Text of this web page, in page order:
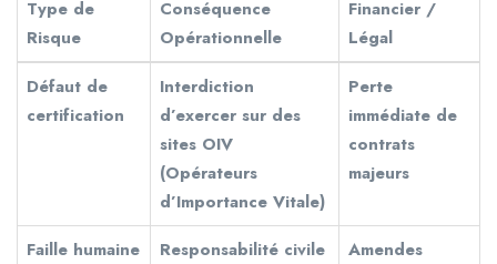
Type de
Risque
Conséquence
Opérationnelle
Financier /
Légal
Défaut de
certification
Interdiction
d’exercer sur des
sites OIV
(Opérateurs
d’Importance Vitale)
Perte
immédiate de
contrats
majeurs
Faille humaine
Responsabilité civile
Amendes